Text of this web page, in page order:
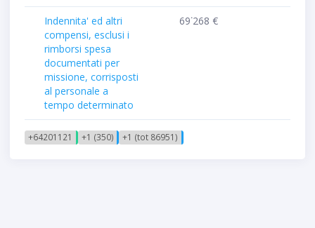
Indennita' ed altri
compensi, esclusi i
rimborsi spesa
documentati per
missione, corrisposti
al personale a
tempo determinato
69˙268 €
+64201121 +1 (350) +1 (tot 86951)